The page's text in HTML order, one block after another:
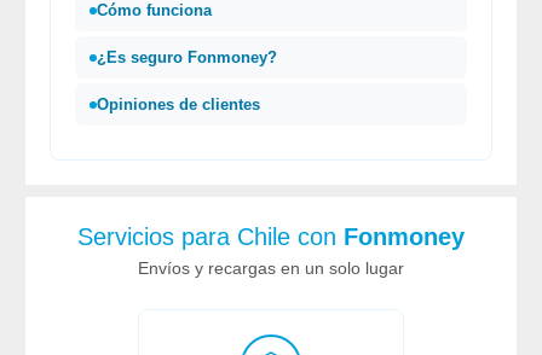
Cómo funciona
¿Es seguro Fonmoney?
Opiniones de clientes
Servicios para Chile con Fonmoney
Envíos y recargas en un solo lugar